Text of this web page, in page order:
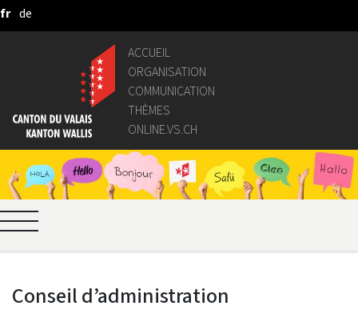
Saut au contenu principal
fr de
ACCUEIL
ORGANISATION
COMMUNICATION
THÈMES
ONLINE.VS.CH
Conseil d’administration